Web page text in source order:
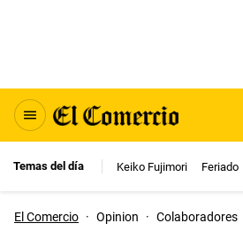
Temas del día Keiko Fujimori Feriado
El Comercio · Opinion · Colaboradores